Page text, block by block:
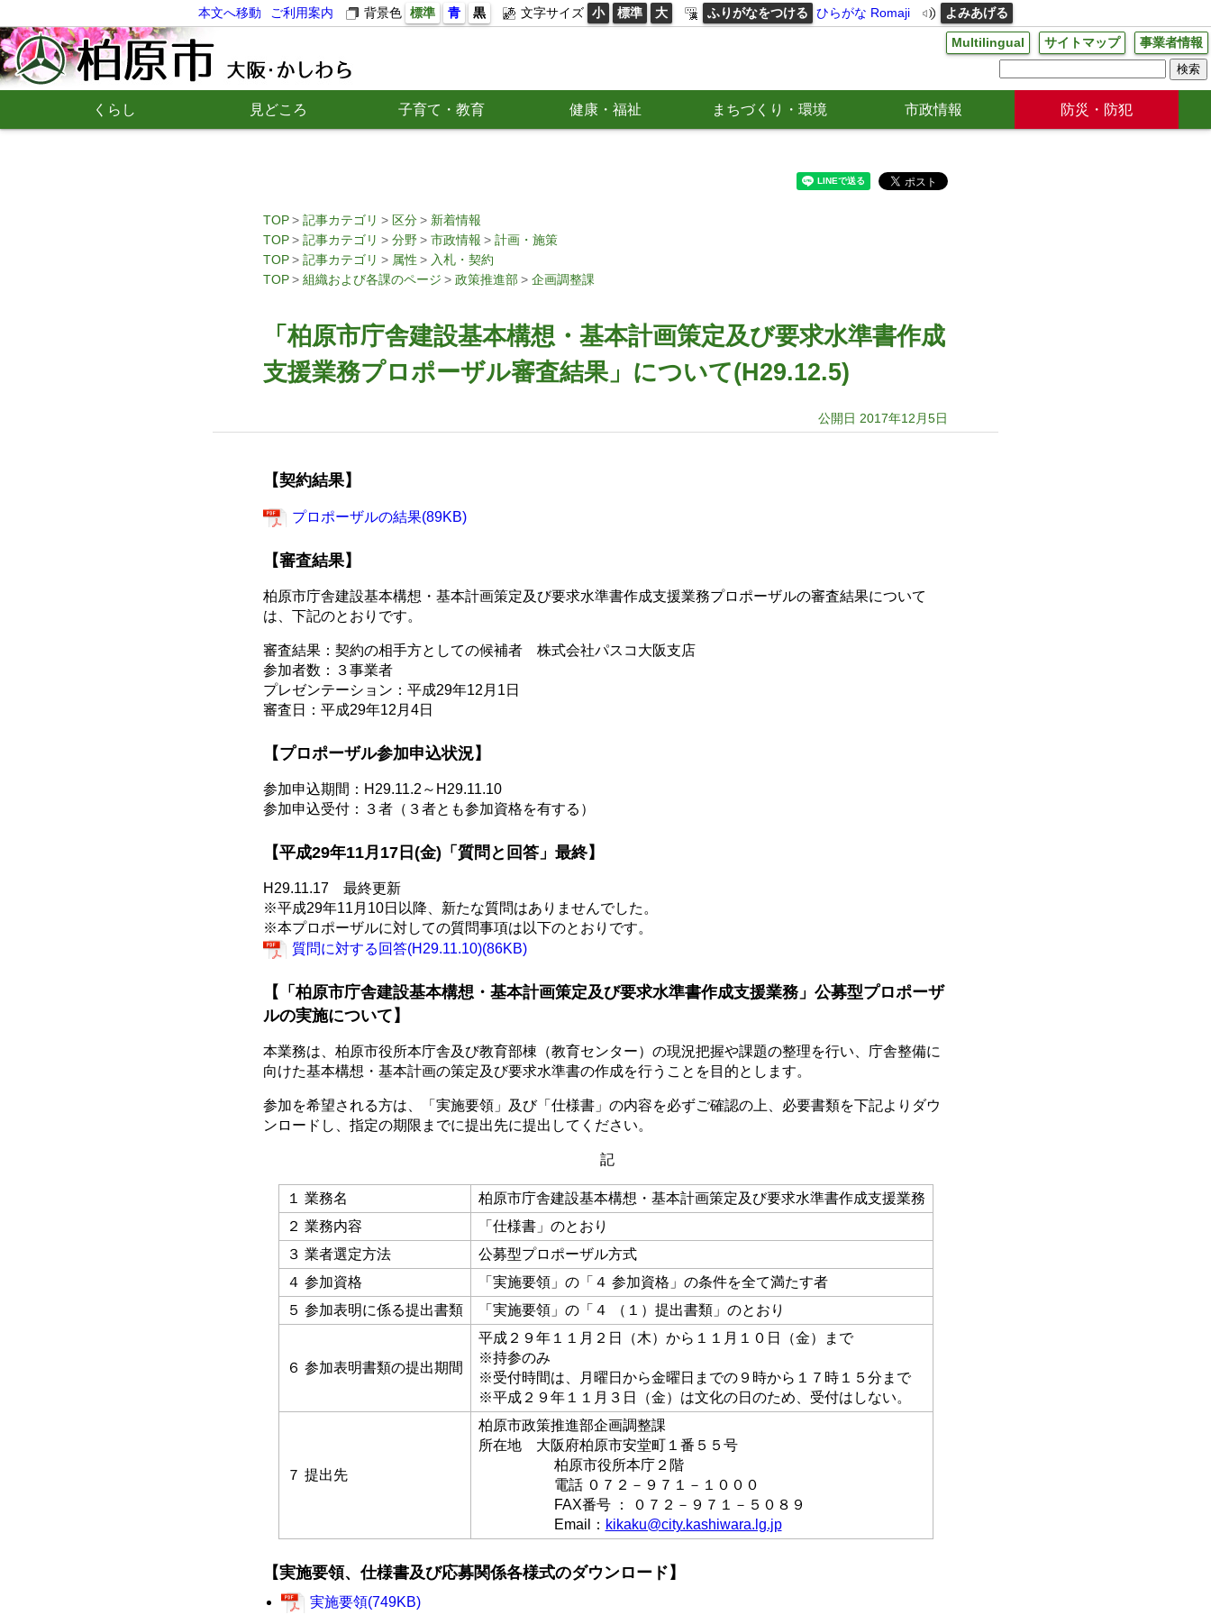
本文へ移動 ご利用案内 背景色 標準 青 黒 文字サイズ 小 標準 大 ふりがなをつける ひらがな Romaji よみあげる
Multilingual サイトマップ 事業者情報
くらし 見どころ 子育て・教育 健康・福祉 まちづくり・環境 市政情報 防災・防犯
TOP 記事カテゴリ 区分
新着情報
TOP
記事カテゴリ 分野 市政情報
計画・施策
TOP
記事カテゴリ 属性
入札・契約
TOP
組織および各課のページ 政策推進部 企画調整課
「柏原市庁舎建設基本構想・基本計画策定及び要求水準書作成
支援業務プロポーザル審査結果」について(H29.12.5)
公開日 2017年12月5日
【契約結果】
プロポーザルの結果(89KB)
【審査結果】
柏原市庁舎建設基本構想・基本計画策定及び要求水準書作成支援業務プロポーザルの審査結果について
は、下記のとおりです。
審査結果：契約の相手方としての候補者 株式会社パスコ大阪支店
参加者数：３事業者
プレゼンテーション：平成29年12月1日
審査日：平成29年12月4日
【プロポーザル参加申込状況】
参加申込期間：H29.11.2～H29.11.10
参加申込受付：３者（３者とも参加資格を有する）
【平成29年11月17日(金)「質問と回答」最終】
H29.11.17 最終更新
※平成29年11月10日以降、新たな質問はありませんでした。
※本プロポーザルに対しての質問事項は以下のとおりです。
質問に対する回答(H29.11.10)(86KB)
【「柏原市庁舎建設基本構想・基本計画策定及び要求水準書作成支援業務」公募型プロポーザ
ルの実施について】
本業務は、柏原市役所本庁舎及び教育部棟（教育センター）の現況把握や課題の整理を行い、庁舎整備に
向けた基本構想・基本計画の策定及び要求水準書の作成を行うことを目的とします。
参加を希望される方は、「実施要領」及び「仕様書」の内容を必ずご確認の上、必要書類を下記よりダウ
ンロードし、指定の期限までに提出先に提出してください。
記
１ 業務名
柏原市庁舎建設基本構想・基本計画策定及び要求水準書作成支援業務
２ 業務内容
「仕様書」のとおり
３ 業者選定方法
公募型プロポーザル方式
４ 参加資格
「実施要領」の「４ 参加資格」の条件を全て満たす者
５ 参加表明に係る提出書類
「実施要領」の「４ （１）提出書類」のとおり
６ 参加表明書類の提出期間
平成２９年１１月２日（木）から１１月１０日（金）まで
※持参のみ
※受付時間は、月曜日から金曜日までの９時から１７時１５分まで
※平成２９年１１月３日（金）は文化の日のため、受付はしない。
７ 提出先
柏原市政策推進部企画調整課
所在地 大阪府柏原市安堂町１番５５号
柏原市役所本庁２階
電話 ０７２－９７１－１０００
FAX番号 ： ０７２－９７１－５０８９
Email： kikaku@city.kashiwara.lg.jp
【実施要領、仕様書及び応募関係各様式のダウンロード】
実施要領(749KB)